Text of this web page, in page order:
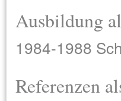
Ausbildung
1984-1988
Referenzen